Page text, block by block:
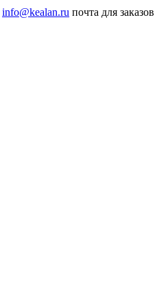
info@kealan.ru почта для заказов